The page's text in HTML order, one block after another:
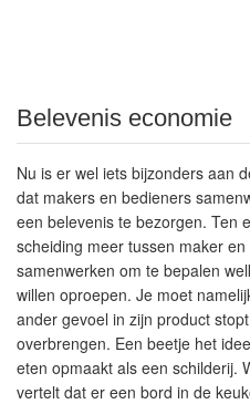
Belevenis economie
Nu is er wel iets bijzonders aan
dat makers en bedieners
een belevenis te bezorgen. Ten
scheiding meer tussen maker
samenwerken om te bepalen
willen oproepen. Je moet
ander gevoel in zijn product
overbrengen. Een beetje het
eten opmaakt als een schilderij.
vertelt dat er een bord in de